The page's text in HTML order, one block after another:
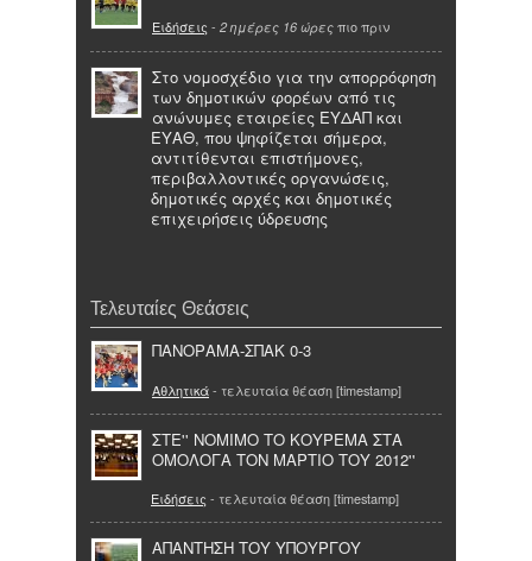
Ειδήσεις - 2 ημέρες 16 ώρες πιο πριν
Στο νομοσχέδιο για την απορρόφηση
των δημοτικών φορέων από τις
ανώνυμες εταιρείες ΕΥΔΑΠ και
ΕΥΑΘ, που ψηφίζεται σήμερα,
αντιτίθενται επιστήμονες,
περιβαλλοντικές οργανώσεις,
δημοτικές αρχές και δημοτικές
επιχειρήσεις ύδρευσης
Τελευταίες Θεάσεις
ΠΑΝΟΡΑΜΑ-ΣΠΑΚ 0-3
Αθλητικά- τελευταία θέαση [timestamp]
ΣΤΕ'' ΝΟΜΙΜΟ ΤΟ ΚΟΥΡΕΜΑ ΣΤΑ
ΟΜΟΛΟΓΑ ΤΟΝ ΜΑΡΤΙΟ ΤΟΥ 2012''
Ειδήσεις - τελευταία θέαση [timestamp]
ΑΠΑΝΤΗΣΗ ΤΟΥ ΥΠΟΥΡΓΟΥ